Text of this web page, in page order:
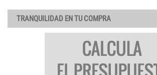
TRANQUILIDAD EN TU COMPRA